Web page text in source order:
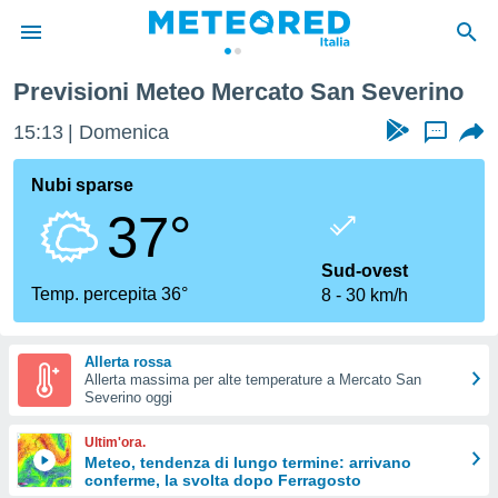
di
per
le
di
Web
le
Previsioni Meteo Mercato San Severino
15:13 Domenica ...
Nubi sparse
37°
Temp. percepita 36°
Sud-ovest
8
30 km/h
Allerta rossa
Allerta massima per alte temperature a Mercato San
Severino oggi
Ultim'ora.
Meteo, tendenza di lungo termine: arrivano
conferme, la svolta dopo Ferragosto